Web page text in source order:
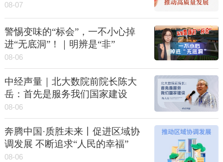
08-07
警惕变味的“标会”，一不小心掉
进“无底洞”！｜明辨是“非”
08-06
中经声量｜北大数院前院长陈大
岳：首先是服务我们国家建设
08-06
奔腾中国·质胜未来丨促进区域协
调发展 不断追求“人民的幸福”
08-06